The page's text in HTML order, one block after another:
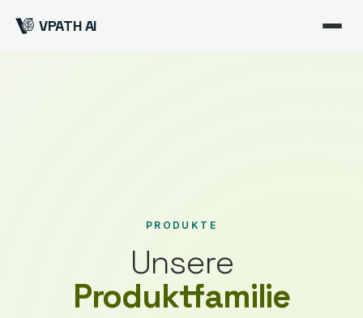
VPATH AI
PRODUKTE
Unsere
Produktfamilie